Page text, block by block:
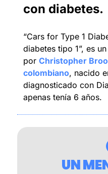
con diabetes.
“Cars for Type 1
diabetes tipo 1”, es
por Christopher
colombiano, nacido
diagnosticado con
apenas tenía 6 años.
UN